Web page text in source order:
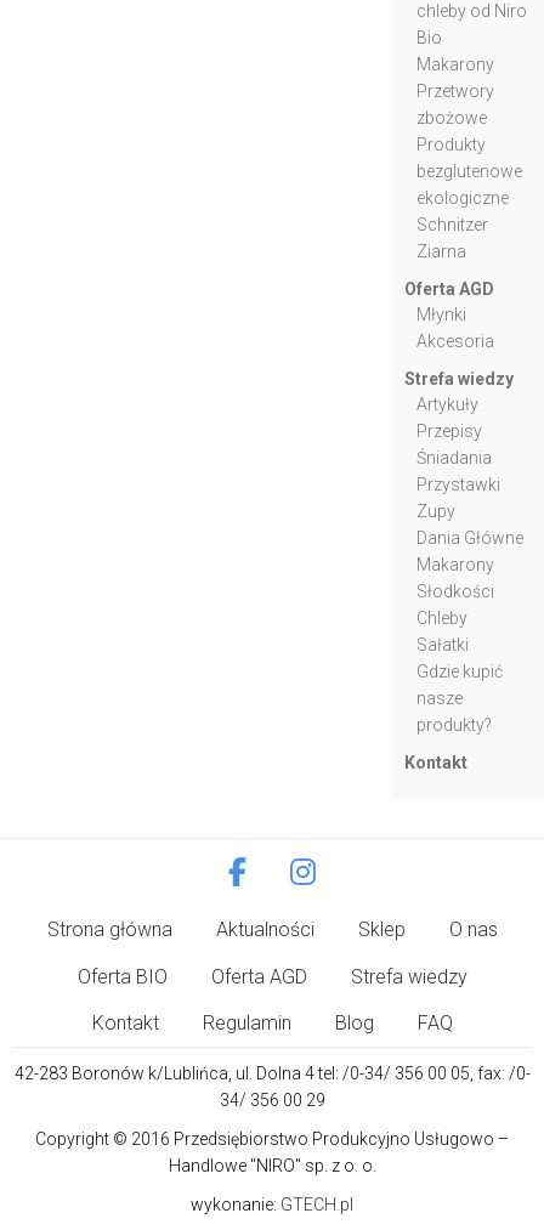
chleby od Niro
Bio
Makarony
Przetwory
zbożowe
Produkty
bezglutenowe
ekologiczne
Schnitzer
Ziarna
Oferta AGD
Młynki
Akcesoria
Strefa wiedzy
Artykuły
Przepisy
Śniadania
Przystawki
Zupy
Dania Główne
Makarony
Słodkości
Chleby
Sałatki
Gdzie kupić
nasze
produkty?
Kontakt
Strona główna Aktualności Sklep O nas
Oferta BIO Oferta AGD Strefa wiedzy
Kontakt Regulamin Blog FAQ
42-283 Boronów k/Lublińca, ul. Dolna 4 tel: /0-34/ 356 00 05, fax: /0-
34/ 356 00 29
Copyright © 2016 Przedsiębiorstwo Produkcyjno Usługowo –
Handlowe "NIRO" sp. z o. o.
wykonanie: GTECH.pl